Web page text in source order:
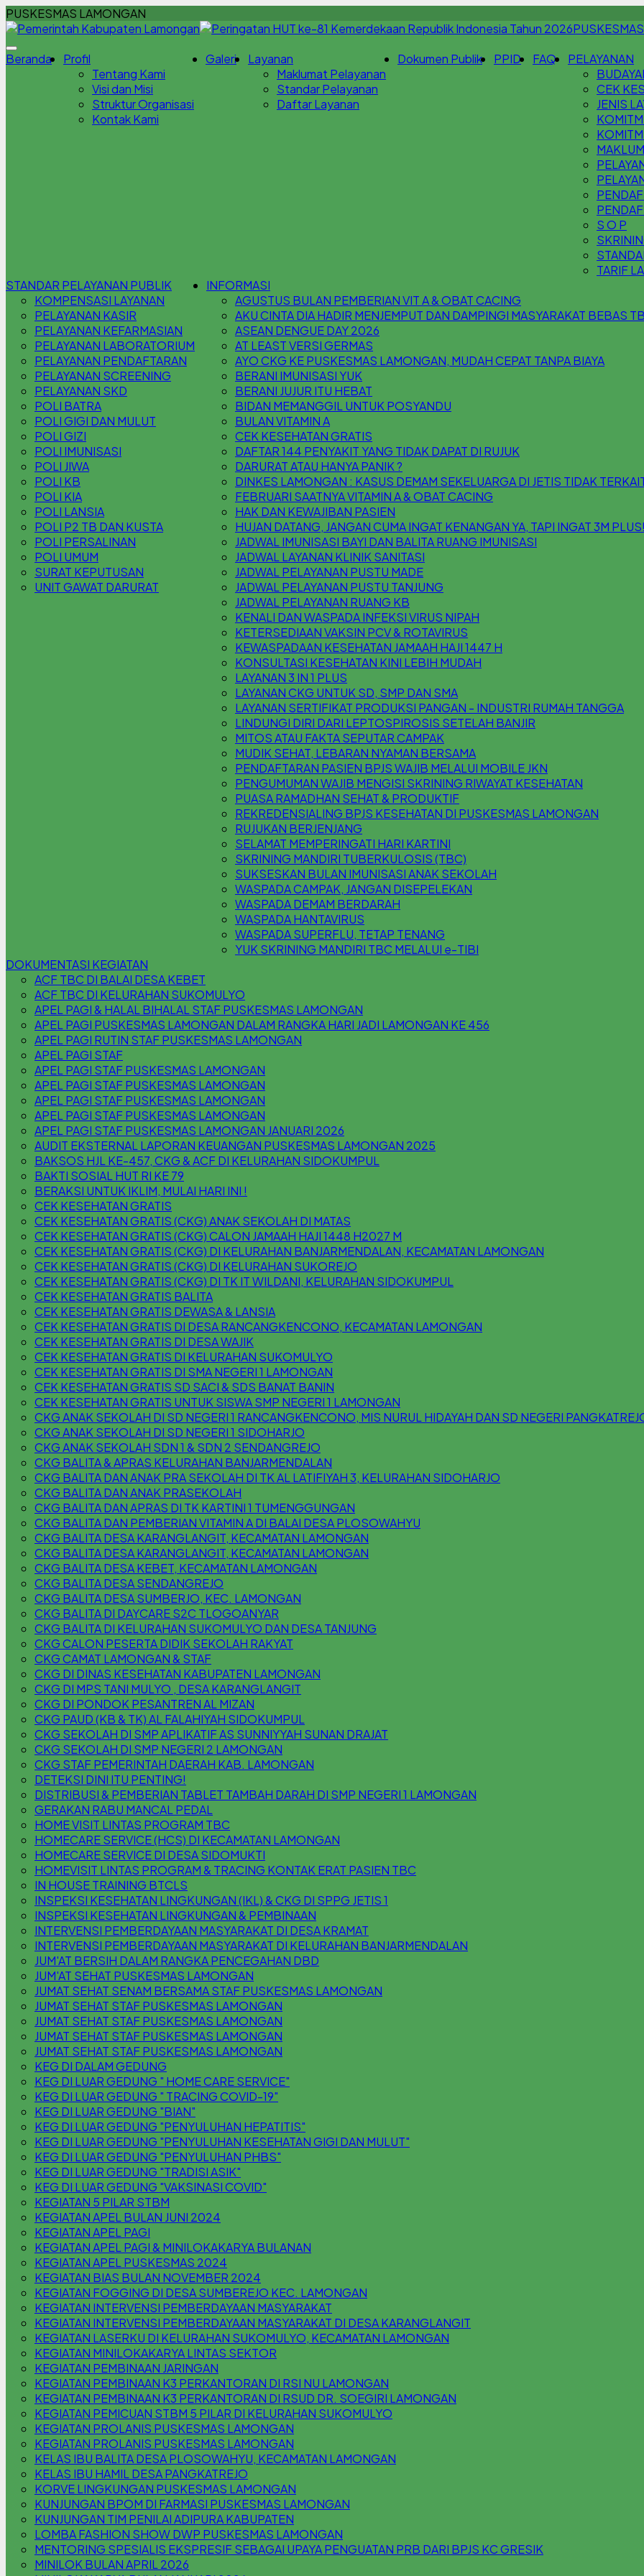
PUSKESMAS LAMONGAN
Beranda
Profil
Tentang Kami
Visi dan Misi
Struktur Organisasi
Kontak Kami
Galeri
Layanan
Maklumat Pelayanan
Standar Pelayanan
Daftar Layanan
Dokumen Publik PPID FAQ
PELAYANAN
CEK
JENIS
S O P
TARIF
STANDAR PELAYANAN PUBLIK
KOMPENSASI LAYANAN
PELAYANAN KASIR
PELAYANAN KEFARMASIAN
PELAYANAN LABORATORIUM
PELAYANAN PENDAFTARAN
PELAYANAN SCREENING
PELAYANAN SKD
POLI BATRA
POLI GIGI DAN MULUT
POLI GIZI
POLI IMUNISASI
POLI JIWA
POLI KB
POLI KIA
POLI LANSIA
POLI P2 TB DAN KUSTA
POLI PERSALINAN
POLI UMUM
SURAT KEPUTUSAN
UNIT GAWAT DARURAT
INFORMASI
AGUSTUS BULAN PEMBERIAN VIT A & OBAT CACING
AKU CINTA DIA HADIR MENJEMPUT DAN DAMPINGI MASYARAKAT BEBAS
ASEAN DENGUE DAY 2026
AT LEAST VERSI GERMAS
AYO CKG KE PUSKESMAS LAMONGAN, MUDAH CEPAT TANPA BIAYA
BERANI IMUNISASI YUK
BERANI JUJUR ITU HEBAT
BIDAN MEMANGGIL UNTUK POSYANDU
BULAN VITAMIN A
CEK KESEHATAN GRATIS
DAFTAR 144 PENYAKIT YANG TIDAK DAPAT DI RUJUK
DARURAT ATAU HANYA PANIK ?
DINKES LAMONGAN : KASUS DEMAM SEKELUARGA DI JETIS TIDAK
FEBRUARI SAATNYA VITAMIN A & OBAT CACING
HAK DAN KEWAJIBAN PASIEN
HUJAN DATANG, JANGAN CUMA INGAT KENANGAN YA, TAPI INGAT 3M
JADWAL IMUNISASI BAYI DAN BALITA RUANG IMUNISASI
JADWAL LAYANAN KLINIK SANITASI
JADWAL PELAYANAN PUSTU MADE
JADWAL PELAYANAN PUSTU TANJUNG
JADWAL PELAYANAN RUANG KB
KENALI DAN WASPADA INFEKSI VIRUS NIPAH
KETERSEDIAAN VAKSIN PCV & ROTAVIRUS
KEWASPADAAN KESEHATAN JAMAAH HAJI 1447 H
KONSULTASI KESEHATAN KINI LEBIH MUDAH
LAYANAN 3 IN 1 PLUS
LAYANAN CKG UNTUK SD, SMP DAN SMA
LAYANAN SERTIFIKAT PRODUKSI PANGAN - INDUSTRI RUMAH TANGGA
LINDUNGI DIRI DARI LEPTOSPIROSIS SETELAH BANJIR
MITOS ATAU FAKTA SEPUTAR CAMPAK
MUDIK SEHAT, LEBARAN NYAMAN BERSAMA
PENDAFTARAN PASIEN BPJS WAJIB MELALUI MOBILE JKN
PENGUMUMAN WAJIB MENGISI SKRINING RIWAYAT KESEHATAN
PUASA RAMADHAN SEHAT & PRODUKTIF
REKREDENSIALING BPJS KESEHATAN DI PUSKESMAS LAMONGAN
RUJUKAN BERJENJANG
SELAMAT MEMPERINGATI HARI KARTINI
SKRINING MANDIRI TUBERKULOSIS (TBC)
SUKSESKAN BULAN IMUNISASI ANAK SEKOLAH
WASPADA CAMPAK, JANGAN DISEPELEKAN
WASPADA DEMAM BERDARAH
WASPADA HANTAVIRUS
WASPADA SUPERFLU, TETAP TENANG
YUK SKRINING MANDIRI TBC MELALUI e-TIBI
DOKUMENTASI KEGIATAN
ACF TBC DI BALAI DESA KEBET
ACF TBC DI KELURAHAN SUKOMULYO
APEL PAGI & HALAL BIHALAL STAF PUSKESMAS LAMONGAN
APEL PAGI PUSKESMAS LAMONGAN DALAM RANGKA HARI JADI LAMONGAN KE 456
APEL PAGI RUTIN STAF PUSKESMAS LAMONGAN
APEL PAGI STAF
APEL PAGI STAF PUSKESMAS LAMONGAN
APEL PAGI STAF PUSKESMAS LAMONGAN
APEL PAGI STAF PUSKESMAS LAMONGAN
APEL PAGI STAF PUSKESMAS LAMONGAN
APEL PAGI STAF PUSKESMAS LAMONGAN JANUARI 2026
AUDIT EKSTERNAL LAPORAN KEUANGAN PUSKESMAS LAMONGAN 2025
BAKSOS HJL KE-457, CKG & ACF DI KELURAHAN SIDOKUMPUL
BAKTI SOSIAL HUT RI KE 79
BERAKSI UNTUK IKLIM, MULAI HARI INI !
CEK KESEHATAN GRATIS
CEK KESEHATAN GRATIS (CKG) ANAK SEKOLAH DI MATAS
CEK KESEHATAN GRATIS (CKG) CALON JAMAAH HAJI 1448 H2027 M
CEK KESEHATAN GRATIS (CKG) DI KELURAHAN BANJARMENDALAN, KECAMATAN LAMONGAN
CEK KESEHATAN GRATIS (CKG) DI KELURAHAN SUKOREJO
CEK KESEHATAN GRATIS (CKG) DI TK IT WILDANI, KELURAHAN SIDOKUMPUL
CEK KESEHATAN GRATIS BALITA
CEK KESEHATAN GRATIS DEWASA & LANSIA
CEK KESEHATAN GRATIS DI DESA RANCANGKENCONO, KECAMATAN LAMONGAN
CEK KESEHATAN GRATIS DI DESA WAJIK
CEK KESEHATAN GRATIS DI KELURAHAN SUKOMULYO
CEK KESEHATAN GRATIS DI SMA NEGERI 1 LAMONGAN
CEK KESEHATAN GRATIS SD SACI & SDS BANAT BANIN
CEK KESEHATAN GRATIS UNTUK SISWA SMP NEGERI 1 LAMONGAN
CKG ANAK SEKOLAH DI SD NEGERI 1 RANCANGKENCONO, MIS NURUL HIDAYAH DAN SD NEGERI
CKG ANAK SEKOLAH DI SD NEGERI 1 SIDOHARJO
CKG ANAK SEKOLAH SDN 1 & SDN 2 SENDANGREJO
CKG BALITA & APRAS KELURAHAN BANJARMENDALAN
CKG BALITA DAN ANAK PRA SEKOLAH DI TK AL LATIFIYAH 3, KELURAHAN SIDOHARJO
CKG BALITA DAN ANAK PRASEKOLAH
CKG BALITA DAN APRAS DI TK KARTINI 1 TUMENGGUNGAN
CKG BALITA DAN PEMBERIAN VITAMIN A DI BALAI DESA PLOSOWAHYU
CKG BALITA DESA KARANGLANGIT, KECAMATAN LAMONGAN
CKG BALITA DESA KARANGLANGIT, KECAMATAN LAMONGAN
CKG BALITA DESA KEBET, KECAMATAN LAMONGAN
CKG BALITA DESA SENDANGREJO
CKG BALITA DESA SUMBERJO, KEC. LAMONGAN
CKG BALITA DI DAYCARE S2C TLOGOANYAR
CKG BALITA DI KELURAHAN SUKOMULYO DAN DESA TANJUNG
CKG CALON PESERTA DIDIK SEKOLAH RAKYAT
CKG CAMAT LAMONGAN & STAF
CKG DI DINAS KESEHATAN KABUPATEN LAMONGAN
CKG DI MPS TANI MULYO , DESA KARANGLANGIT
CKG DI PONDOK PESANTREN AL MIZAN
CKG PAUD (KB & TK) AL FALAHIYAH SIDOKUMPUL
CKG SEKOLAH DI SMP APLIKATIF AS SUNNIYYAH SUNAN DRAJAT
CKG SEKOLAH DI SMP NEGERI 2 LAMONGAN
CKG STAF PEMERINTAH DAERAH KAB. LAMONGAN
DETEKSI DINI ITU PENTING!
DISTRIBUSI & PEMBERIAN TABLET TAMBAH DARAH DI SMP NEGERI 1 LAMONGAN
GERAKAN RABU MANCAL PEDAL
HOME VISIT LINTAS PROGRAM TBC
HOMECARE SERVICE (HCS) DI KECAMATAN LAMONGAN
HOMECARE SERVICE DI DESA SIDOMUKTI
HOMEVISIT LINTAS PROGRAM & TRACING KONTAK ERAT PASIEN TBC
IN HOUSE TRAINING BTCLS
INSPEKSI KESEHATAN LINGKUNGAN (IKL) & CKG DI SPPG JETIS 1
INSPEKSI KESEHATAN LINGKUNGAN & PEMBINAAN
INTERVENSI PEMBERDAYAAN MASYARAKAT DI DESA KRAMAT
INTERVENSI PEMBERDAYAAN MASYARAKAT DI KELURAHAN BANJARMENDALAN
JUM'AT BERSIH DALAM RANGKA PENCEGAHAN DBD
JUM'AT SEHAT PUSKESMAS LAMONGAN
JUMAT SEHAT SENAM BERSAMA STAF PUSKESMAS LAMONGAN
JUMAT SEHAT STAF PUSKESMAS LAMONGAN
JUMAT SEHAT STAF PUSKESMAS LAMONGAN
JUMAT SEHAT STAF PUSKESMAS LAMONGAN
JUMAT SEHAT STAF PUSKESMAS LAMONGAN
KEG DI DALAM GEDUNG
KEG DI LUAR GEDUNG " HOME CARE SERVICE"
KEG DI LUAR GEDUNG " TRACING COVID-19"
KEG DI LUAR GEDUNG "BIAN"
KEG DI LUAR GEDUNG "PENYULUHAN HEPATITIS"
KEG DI LUAR GEDUNG "PENYULUHAN KESEHATAN GIGI DAN MULUT"
KEG DI LUAR GEDUNG "PENYULUHAN PHBS"
KEG DI LUAR GEDUNG "TRADISI ASIK"
KEG DI LUAR GEDUNG "VAKSINASI COVID"
KEGIATAN 5 PILAR STBM
KEGIATAN APEL BULAN JUNI 2024
KEGIATAN APEL PAGI
KEGIATAN APEL PAGI & MINILOKAKARYA BULANAN
KEGIATAN APEL PUSKESMAS 2024
KEGIATAN BIAS BULAN NOVEMBER 2024
KEGIATAN FOGGING DI DESA SUMBEREJO KEC. LAMONGAN
KEGIATAN INTERVENSI PEMBERDAYAAN MASYARAKAT
KEGIATAN INTERVENSI PEMBERDAYAAN MASYARAKAT DI DESA KARANGLANGIT
KEGIATAN LASERKU DI KELURAHAN SUKOMULYO, KECAMATAN LAMONGAN
KEGIATAN MINILOKAKARYA LINTAS SEKTOR
KEGIATAN PEMBINAAN JARINGAN
KEGIATAN PEMBINAAN K3 PERKANTORAN DI RSI NU LAMONGAN
KEGIATAN PEMBINAAN K3 PERKANTORAN DI RSUD DR. SOEGIRI LAMONGAN
KEGIATAN PEMICUAN STBM 5 PILAR DI KELURAHAN SUKOMULYO
KEGIATAN PROLANIS PUSKESMAS LAMONGAN
KEGIATAN PROLANIS PUSKESMAS LAMONGAN
KELAS IBU BALITA DESA PLOSOWAHYU, KECAMATAN LAMONGAN
KELAS IBU HAMIL DESA PANGKATREJO
KORVE LINGKUNGAN PUSKESMAS LAMONGAN
KUNJUNGAN BPOM DI FARMASI PUSKESMAS LAMONGAN
KUNJUNGAN TIM PENILAI ADIPURA KABUPATEN
LOMBA FASHION SHOW DWP PUSKESMAS LAMONGAN
MENTORING SPESIALIS EKSPRESIF SEBAGAI UPAYA PENGUATAN PRB DARI BPJS KC GRESIK
MINILOK BULAN APRIL 2026